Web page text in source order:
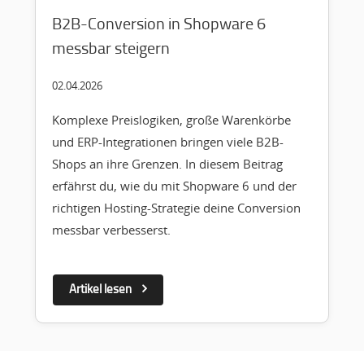
B2B-Conversion in Shopware 6
messbar steigern
02.04.2026
Komplexe Preislogiken, große Warenkörbe
und ERP-Integrationen bringen viele B2B-
Shops an ihre Grenzen. In diesem Beitrag
erfährst du, wie du mit Shopware 6 und der
richtigen Hosting-Strategie deine Conversion
messbar verbesserst.
Artikel lesen